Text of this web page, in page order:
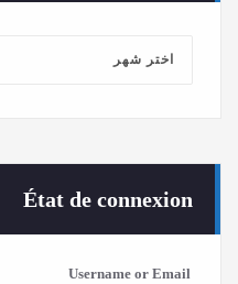
État de connexion
Username or Email